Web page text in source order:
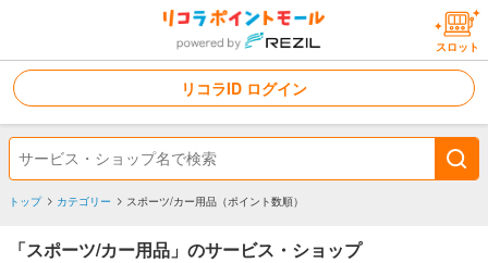
スロット
リコラID ログイン
トップ カテゴリー スポーツ/カー用品（ポイント数順）
「スポーツ/カー用品」のサービス・ショップ